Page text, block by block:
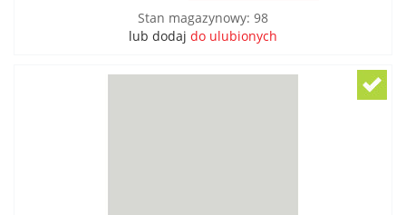
Stan magazynowy: 98
lub dodaj do ulubionych